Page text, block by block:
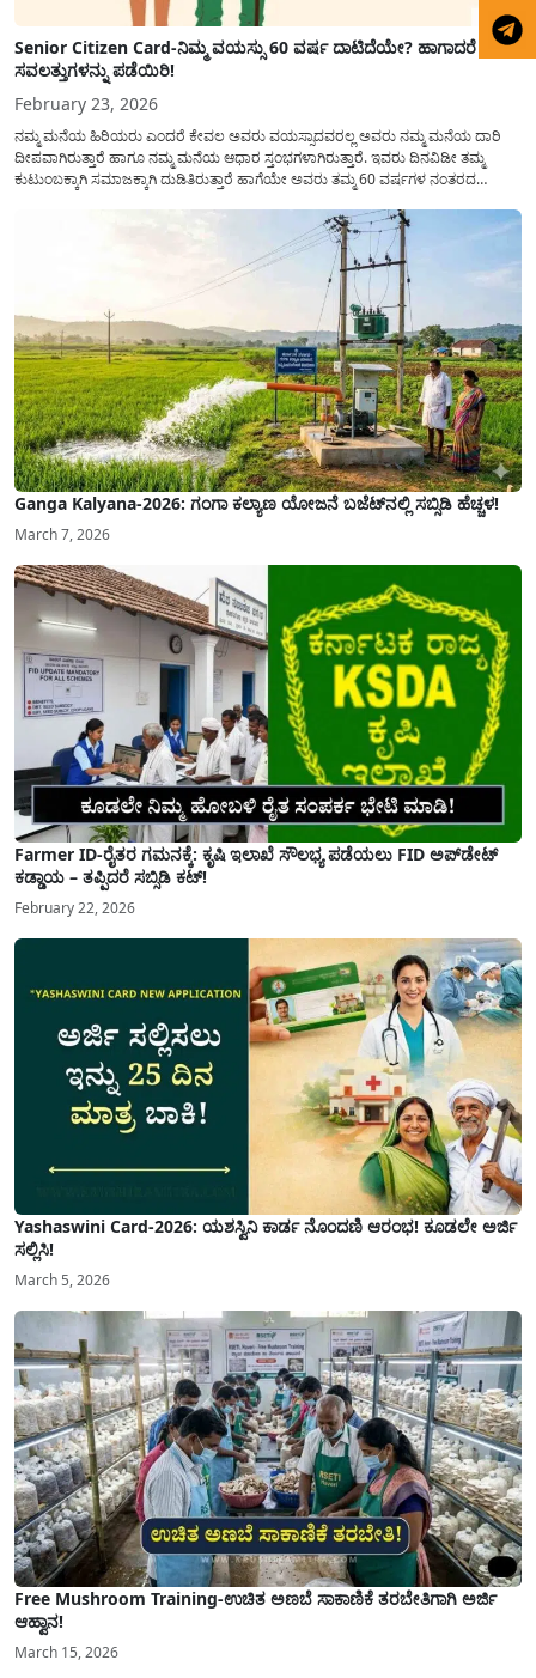
Senior Citizen Card-ನಿಮ್ಮ ವಯಸ್ಸು 60 ವರ್ಷ ದಾಟಿದೆಯೇ? ಹಾಗಾದರೆ ಈ
ಸವಲತ್ತುಗಳನ್ನು ಪಡೆಯಿರಿ!
February 23, 2026
ನಮ್ಮ ಮನೆಯ ಹಿರಿಯರು ಎಂದರೆ ಕೇವಲ ಅವರು ವಯಸ್ಸಾದವರಲ್ಲ ಅವರು ನಮ್ಮ ಮನೆಯ ದಾರಿ
ದೀಪವಾಗಿರುತ್ತಾರೆ ಹಾಗೂ ನಮ್ಮ ಮನೆಯ ಆಧಾರ ಸ್ತಂಭಗಳಾಗಿರುತ್ತಾರೆ. ಇವರು ದಿನವಿಡೀ ತಮ್ಮ
ಕುಟುಂಬಕ್ಕಾಗಿ ಸಮಾಜಕ್ಕಾಗಿ ದುಡಿತಿರುತ್ತಾರೆ ಹಾಗೆಯೇ ಅವರು ತಮ್ಮ 60 ವರ್ಷಗಳ ನಂತರದ
Ganga Kalyana-2026: ಗಂಗಾ ಕಲ್ಯಾಣ ಯೋಜನೆ ಬಜೆಟ್‌ನಲ್ಲಿ ಸಬ್ಸಿಡಿ ಹೆಚ್ಚಳ!
March 7, 2026
Farmer ID-ರೈತರ ಗಮನಕ್ಕೆ: ಕೃಷಿ ಇಲಾಖೆ ಸೌಲಭ್ಯ ಪಡೆಯಲು FID ಅಪ್‌ಡೇಟ್
ಕಡ್ಡಾಯ – ತಪ್ಪಿದರೆ ಸಬ್ಸಿಡಿ ಕಟ್!
February 22, 2026
Yashaswini Card-2026: ಯಶಸ್ವಿನಿ ಕಾರ್ಡ ನೊಂದಣಿ ಆರಂಭ! ಕೂಡಲೇ ಅರ್ಜಿ
ಸಲ್ಲಿಸಿ!
March 5, 2026
Free Mushroom Training-ಉಚಿತ ಅಣಬೆ ಸಾಕಾಣಿಕೆ ತರಬೇತಿಗಾಗಿ ಅರ್ಜಿ
ಆಹ್ವಾನ!
March 15, 2026